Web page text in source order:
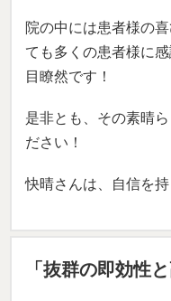
院の中には患者様の
ても多くの患者様に
目瞭然です！
是非とも、その素晴
ださい！
快晴さんは、自信を
「抜群の即効性